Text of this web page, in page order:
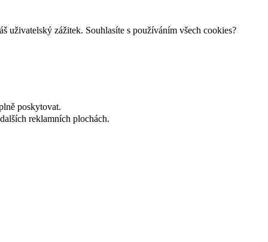
uživatelský zážitek. Souhlasíte s používáním všech cookies?
poskytovat.
reklamních plochách.